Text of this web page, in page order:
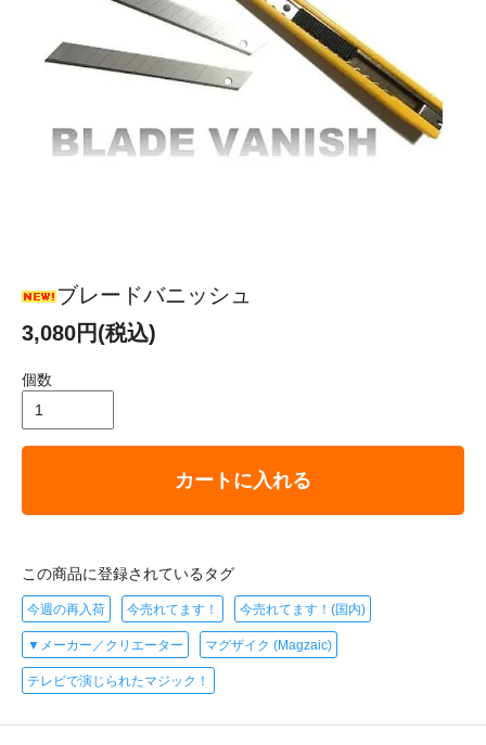
ブレードバニッシュ
3,080円(税込)
個数
カートに入れる
この商品に登録されているタグ
今週の再入荷 今売れてます！ 今売れてます！(国内)
▼メーカー／クリエーター マグザイク (Magzaic)
テレビで演じられたマジック！